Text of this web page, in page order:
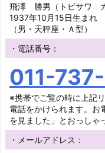
飛澤 勝男（トビサワ カ
1937年10月15日生まれ
（男・天秤座・Ａ型）
・電話番号：
011-
※携帯でご覧の時に上記
電話をかけられます。お
を見ました」とおっしゃ
・メールアドレス：